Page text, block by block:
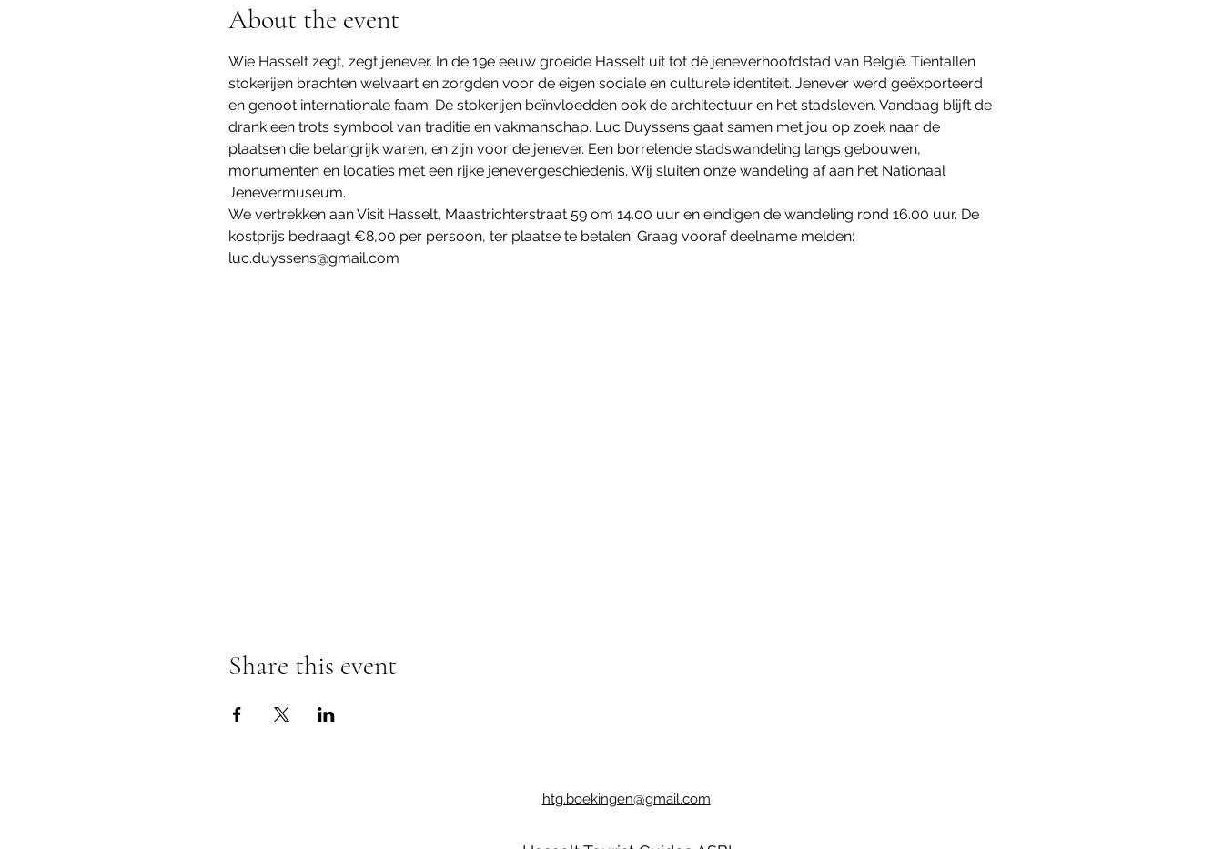
About the event
Wie Hasselt zegt, zegt jenever. In de 19e eeuw groeide Hasselt uit tot dé jeneverhoofdstad van België. Tientallen
stokerijen brachten welvaart en zorgden voor de eigen sociale en culturele identiteit. Jenever werd geëxporteerd
en genoot internationale faam. De stokerijen beïnvloedden ook de architectuur en het stadsleven. Vandaag blijft de
drank een trots symbool van traditie en vakmanschap. Luc Duyssens gaat samen met jou op zoek naar de
plaatsen die belangrijk waren, en zijn voor de jenever. Een borrelende stadswandeling langs gebouwen,
monumenten en locaties met een rijke jenevergeschiedenis. Wij sluiten onze wandeling af aan het Nationaal
Jenevermuseum.
We vertrekken aan Visit Hasselt, Maastrichterstraat 59 om 14.00 uur en eindigen de wandeling rond 16.00 uur. De
kostprijs bedraagt €8,00 per persoon, ter plaatse te betalen. Graag vooraf deelname melden:
luc.duyssens@gmail.com
Share this event
htg.boekingen@gmail.com